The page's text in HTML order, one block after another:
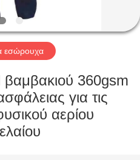
εσώρουχα
360gsm
για τις
αερίου